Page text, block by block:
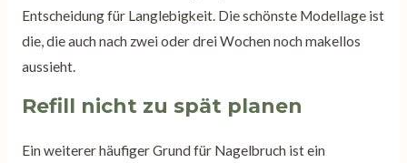
Entscheidung für Langlebigkeit. Die schönste Modellage ist
die, die auch nach zwei oder drei Wochen noch makellos
aussieht.
Refill nicht zu spät planen
Ein weiterer häufiger Grund für Nagelbruch ist ein